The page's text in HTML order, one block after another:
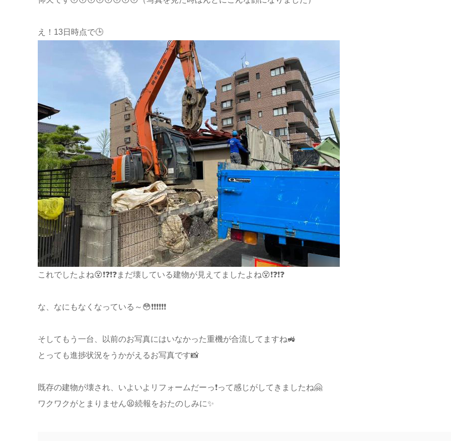
え！13日時点で🕒
これでしたよね😵❗❓❗❓まだ壊している建物が見えてましたよね😵❗❓❗❓
な、なにもなくなっている～😳❗❗❗❗❗❗
そしてもう一台、以前のお写真にはいなかった重機が合流してますね🚜
とっても進捗状況をうかがえるお写真です📸
既存の建物が壊され、いよいよリフォームだーっ❗って感じがしてきましたね🤗
ワクワクがとまりません😫続報をおたのしみに✨